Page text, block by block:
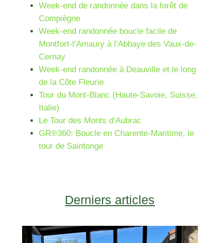
Week-end de randonnée dans la forêt de
Compiègne
Week-end randonnée boucle facile de
Montfort-l’Amaury à l’Abbaye des Vaux-de-
Cernay
Week-end randonnée à Deauville et le long
de la Côte Fleurie
Tour du Mont-Blanc (Haute-Savoie, Suisse,
Italie)
Le Tour des Monts d’Aubrac
GR®360: Boucle en Charente-Maritime, le
tour de Saintonge
Derniers articles